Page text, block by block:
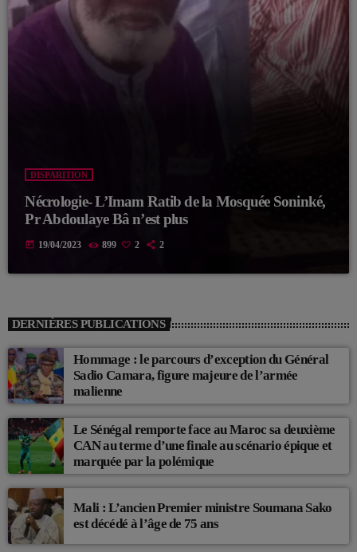
DISPARITION
Nécrologie- L’Imam Ratib de la Mosquée Soninké,
Pr Abdoulaye Bâ n’est plus
today 19/04/2023 899 2 2
DERNIÈRES PUBLICATIONS
Hommage : le parcours d’exception du Général
Sadio Camara, figure majeure de l’armée
malienne
Le Sénégal remporte face au Maroc sa deuxième
CAN au terme d’une finale au scénario épique et
marquée par la polémique
Mali : L’ancien Premier ministre Soumana Sako
est décédé à l’âge de 75 ans